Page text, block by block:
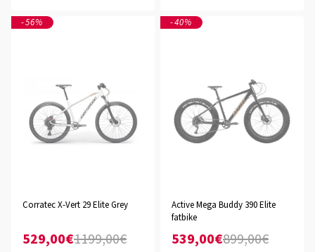
-56%
Corratec X-Vert 29 Elite Grey
529,00€1199,00€
-40%
Active Mega Buddy 390 Elite
fatbike
539,00€899,00€